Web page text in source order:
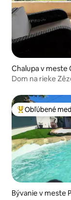
Chalupa v meste
Dom na rieke
Najobľúbenejšie
Obľúbené
Bývanie v meste